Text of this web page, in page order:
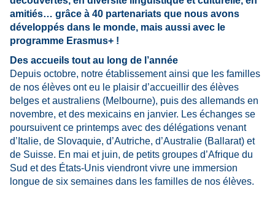
amitiés… grâce à 40 partenariats que nous avons
développés dans le monde, mais aussi avec le
programme Erasmus+ !
Des accueils tout au long de l’année
Depuis octobre, notre établissement ainsi que les familles
de nos élèves ont eu le plaisir d’accueillir des élèves
belges et australiens (Melbourne), puis des allemands en
novembre, et des mexicains en janvier. Les échanges se
poursuivent ce printemps avec des délégations venant
d’Italie, de Slovaquie, d’Autriche, d’Australie (Ballarat) et
de Suisse. En mai et juin, de petits groupes d’Afrique du
Sud et des États-Unis viendront vivre une immersion
longue de six semaines dans les familles de nos élèves.